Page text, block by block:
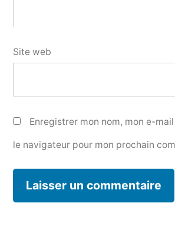
Site web
Enregistrer mon nom, mon e-
le navigateur pour mon prochain